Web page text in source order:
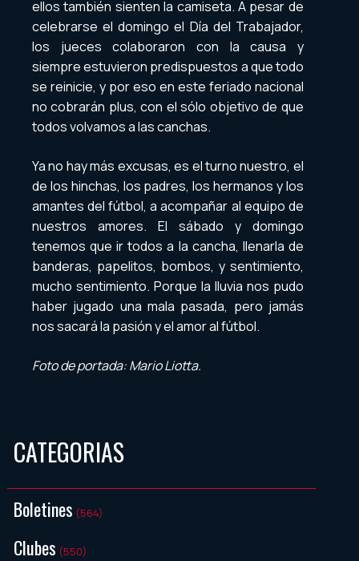
ellos también sienten la camiseta. A pesar de
celebrarse el domingo el Día del Trabajador,
los jueces colaboraron con la causa y
siempre estuvieron predispuestos a que todo
se reinicie, y por eso en este feriado nacional
no cobrarán plus, con el sólo objetivo de que
todos volvamos a las canchas.
Ya no hay más excusas, es el turno nuestro, el
de los hinchas, los padres, los hermanos y los
amantes del fútbol, a acompañar al equipo de
nuestros amores. El sábado y domingo
tenemos que ir todos a la cancha, llenarla de
banderas, papelitos, bombos, y sentimiento,
mucho sentimiento. Porque la lluvia nos pudo
haber jugado una mala pasada, pero jamás
nos sacará la pasión y el amor al fútbol.
Foto de portada: Mario Liotta.
CATEGORIAS
Boletines (564)
Clubes (550)